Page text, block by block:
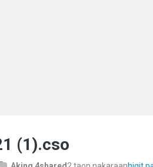
(1).cso